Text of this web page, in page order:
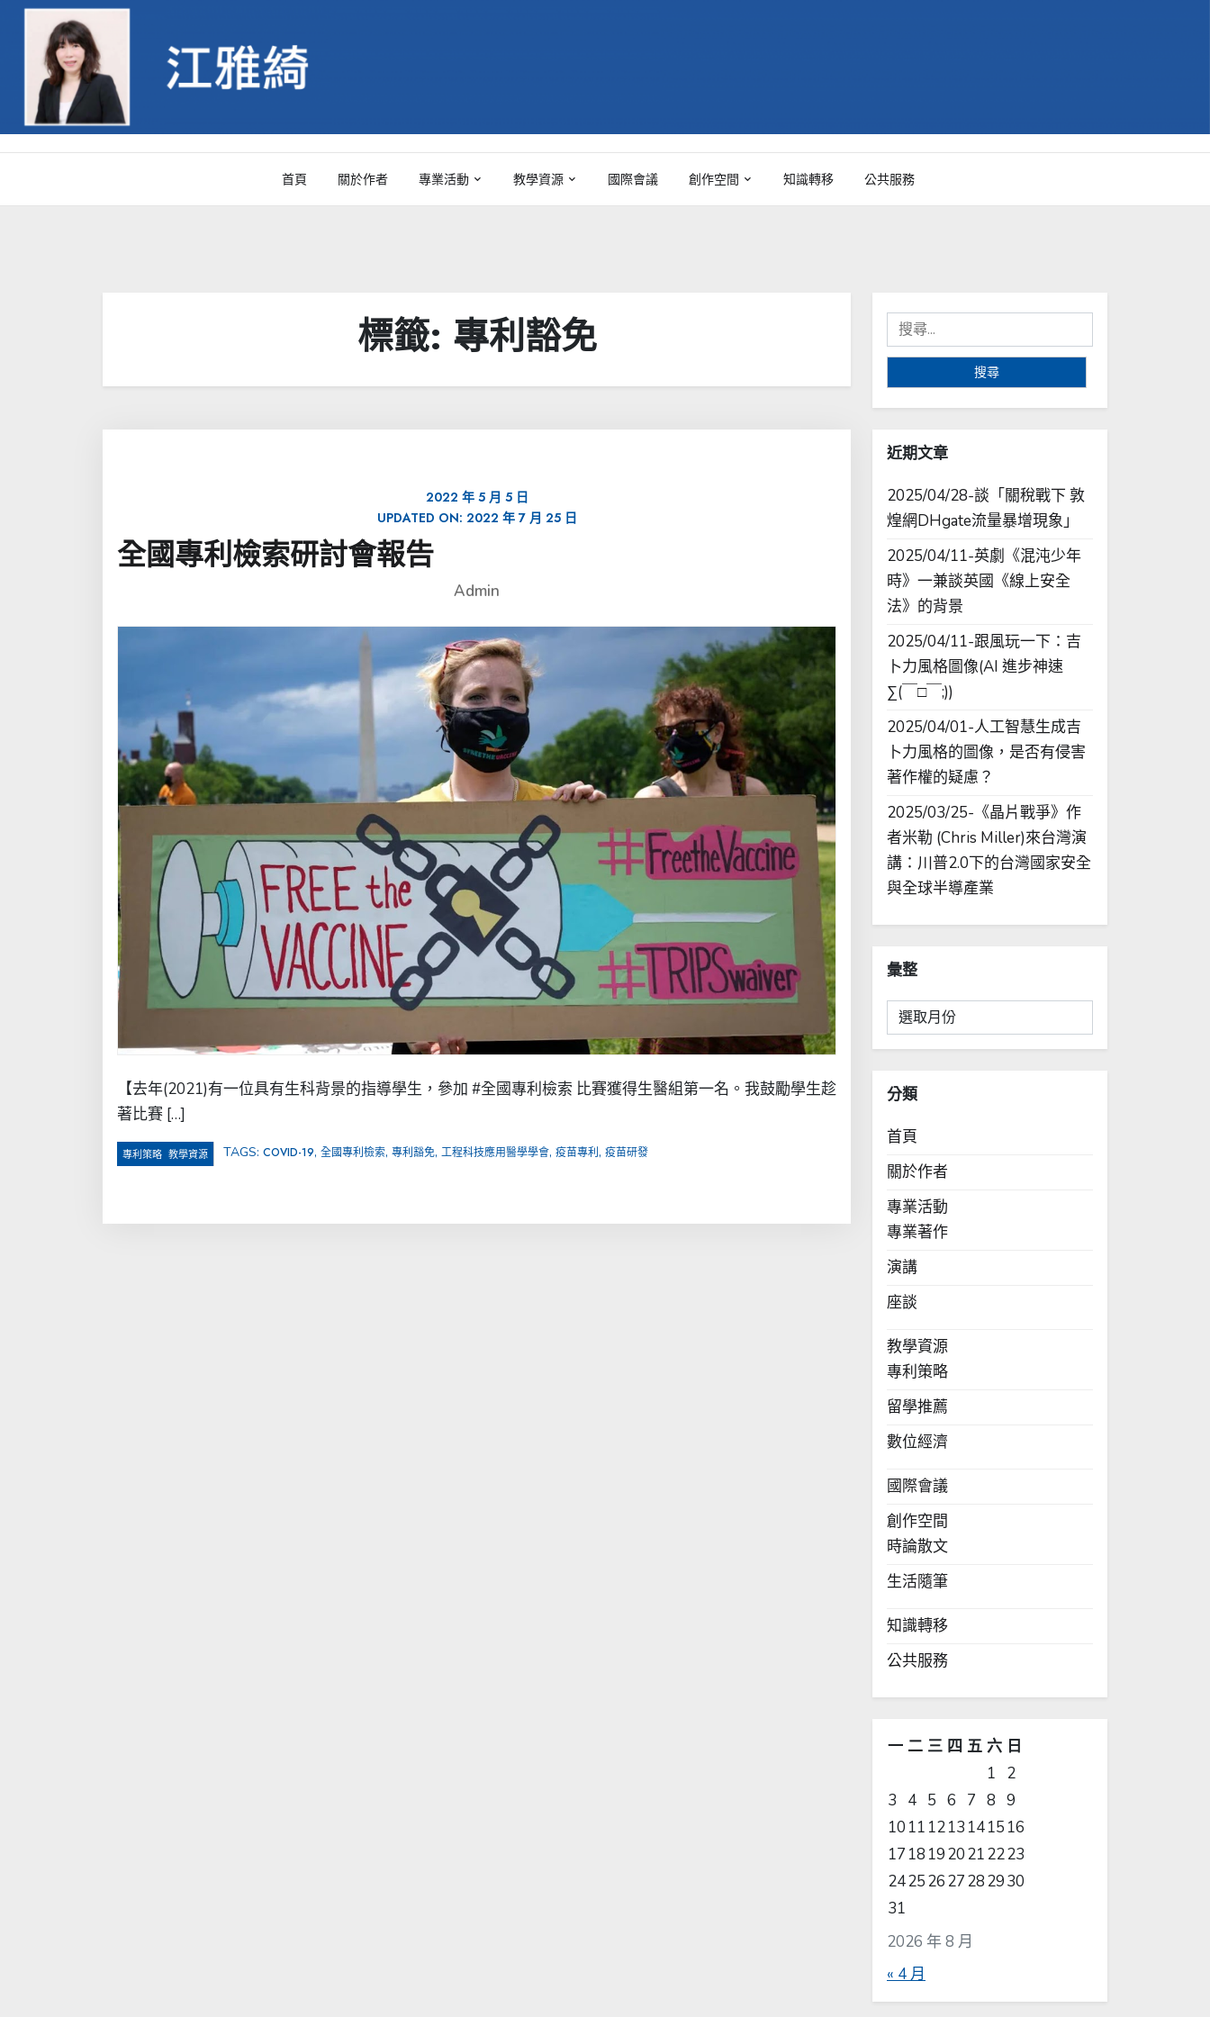
Skip
content
首頁 關於作者 專業活動 教學資源 國際會議 創作空間 知識轉移 公共服務
標籤: 專利豁免
2022 年 5 月 5 日
UPDATED ON: 2022 年 7 月 25 日
全國專利檢索研討會報告
Admin
【去年(2021)有一位具有生科背景的指導學生，參加 #全國專利檢索 比賽獲得生醫組第一名。我鼓勵學生趁
著比賽 […]
專利策略 教學資源 TAGS: COVID-19, 全國專利檢索, 專利豁免, 工程科技應用醫學學會, 疫苗專利, 疫苗研發
搜
尋
近期文章
2025/04/28-談「關稅戰下 敦
煌網DHgate流量暴增現象」
2025/04/11-英劇《混沌少年
時》一兼談英國《線上安全
法》的背景
2025/04/11-跟風玩一下：吉
卜力風格圖像(AI 進步神速
∑(￣□￣;))
2025/04/01-人工智慧生成吉
卜力風格的圖像，是否有侵害
著作權的疑慮？
2025/03/25-《晶片戰爭》作
者米勒 (Chris Miller)來台灣演
講：川普2.0下的台灣國家安全
與全球半導產業
彙整
彙
整
分類
首頁
關於作者
專業活動
專業著作
演講
座談
教學資源
專利策略
留學推薦
數位經濟
國際會議
創作空間
時論散文
生活隨筆
知識轉移
公共服務
2026 年 8 月
一 二 三 四 五 六 日
1
2
3
4 5 6 7 8 9
10 11 1213 1415 16
17 18 1920212223
24252627282930
31
« 4 月